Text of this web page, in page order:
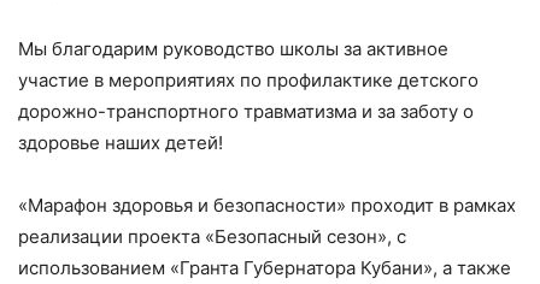
Мы благодарим руководство школы за активное
участие в мероприятиях по профилактике детского
дорожно-транспортного травматизма и за заботу о
здоровье наших детей!
«Марафон здоровья и безопасности» проходит в рамках
реализации проекта «Безопасный сезон», с
использованием «Гранта Губернатора Кубани», а также